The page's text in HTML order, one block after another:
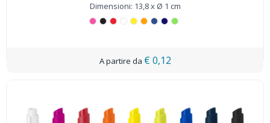
Dimensioni: 13,8 x Ø 1 cm
€ 0,12